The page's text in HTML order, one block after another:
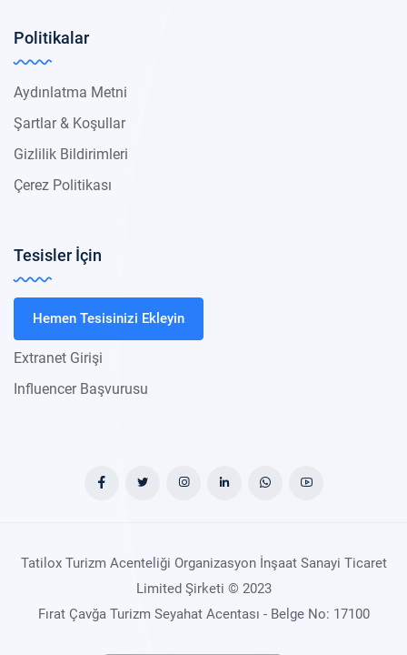
Politikalar
Aydınlatma Metni
Şartlar & Koşullar
Gizlilik Bildirimleri
Çerez Politikası
Tesisler İçin
Hemen Tesisinizi Ekleyin
Extranet Girişi
Influencer Başvurusu
Tatilox Turizm Acenteliği Organizasyon İnşaat Sanayi Ticaret
Limited Şirketi © 2023
Fırat Çavğa Turizm Seyahat Acentası - Belge No: 17100